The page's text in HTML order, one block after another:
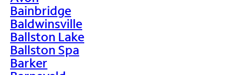
Bainbridge
Baldwinsville
Ballston Lake
Ballston Spa
Barker